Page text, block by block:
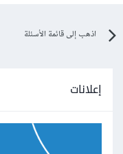
اذهب إلى قائمة الأسئلة
إعلانات